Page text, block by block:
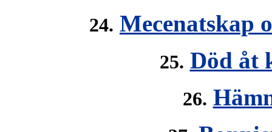
24. Mecenatskap
25. Död åt
26.